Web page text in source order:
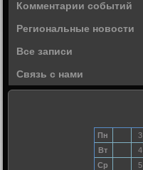
Комментарии событий
Региональные новости
Все записи
Связь с нами
Пн 3
Вт
4
Ср
5